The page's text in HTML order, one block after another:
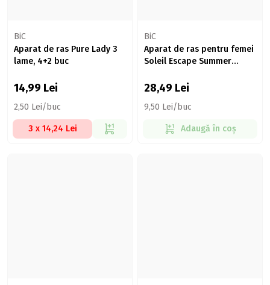
BiC
Aparat de ras Pure Lady 3
lame, 4+2 buc
14,99 Lei
2,50 Lei/buc
3 x 14,24 Lei
BiC
Aparat de ras pentru femei
Soleil Escape Summer
28,49 Lei
9,50 Lei/buc
Adaugă în coș